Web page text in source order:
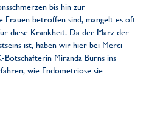
bis hin zur
betroffen sind, mangelt es oft
diese Krankheit. Da der März der
ist, haben wir hier bei Merci
Botschafterin Miranda Burns ins
wie Endometriose sie